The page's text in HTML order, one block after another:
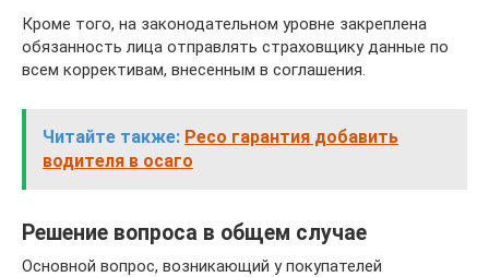
Кроме того, на законодательном уровне закреплена
обязанность лица отправлять страховщику данные по
всем коррективам, внесенным в соглашения.
Читайте также: Ресо гарантия добавить
водителя в осаго
Решение вопроса в общем случае
Основной вопрос, возникающий у покупателей